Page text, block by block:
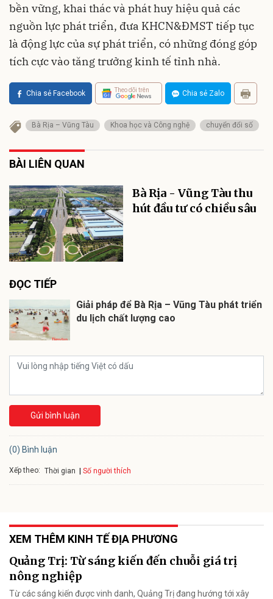
bền vững, khai thác và phát huy hiệu quả các
nguồn lực phát triển, đưa KHCN&ĐMST tiếp tục
là động lực của sự phát triển, có những đóng góp
tích cực vào tăng trưởng kinh tế tỉnh nhà.
Chia sẻ Facebook Theo dõi trên Chia sẻ Zalo
Bà Rịa – Vũng Tàu Khoa học và Công nghệ chuyển đổi số
BÀI LIÊN QUAN
Bà Rịa - Vũng Tàu thu
hút đầu tư có chiều sâu
ĐỌC TIẾP
Giải pháp để Bà Rịa – Vũng Tàu phát triển
du lịch chất lượng cao
Gửi bình luận
(0) Bình luận
Xếp theo: Thời gian Số người thích
XEM THÊM KINH TẾ ĐỊA PHƯƠNG
Quảng Trị: Từ sáng kiến đến chuỗi giá trị
nông nghiệp
Từ các sáng kiến được vinh danh, Quảng Trị đang hướng tới xây